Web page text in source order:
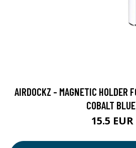
AIRDOCKZ - MAGNETIC HOLDER
COBALT
15.5 EUR